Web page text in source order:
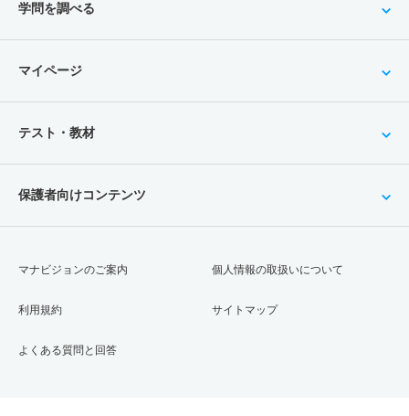
学問を調べる
マイページ
テスト・教材
保護者向けコンテンツ
マナビジョンのご案内
利用規約
よくある質問と回答
個人情報の取扱いについて
サイトマップ